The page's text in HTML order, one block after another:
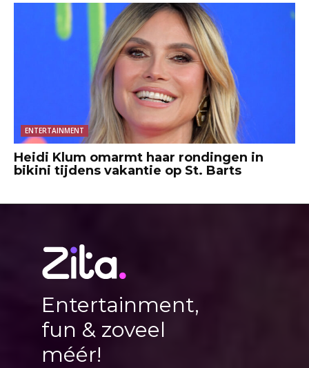
ENTERTAINMENT
Heidi Klum omarmt haar rondingen in
bikini tijdens vakantie op St. Barts
Entertainment,
fun & zoveel
méér!